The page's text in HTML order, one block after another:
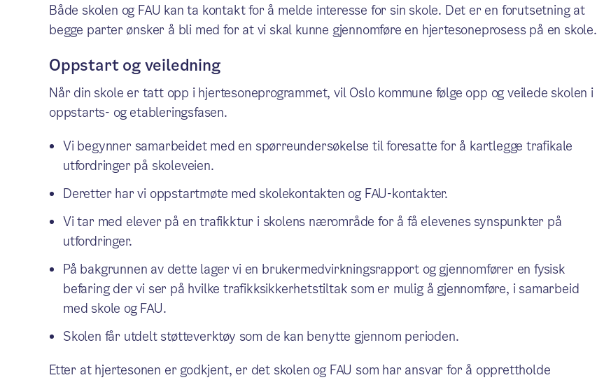
Både skolen og FAU kan ta kontakt for å melde interesse for sin skole. Det er en forutsetning at
begge parter ønsker å bli med for at vi skal kunne gjennomføre en hjertesoneprosess på en skole.
Oppstart og veiledning
Når din skole er tatt opp i hjertesoneprogrammet, vil Oslo kommune følge opp og veilede skolen i
oppstarts- og etableringsfasen.
Vi begynner samarbeidet med en spørreundersøkelse til foresatte for å kartlegge trafikale
utfordringer på skoleveien.
Deretter har vi oppstartmøte med skolekontakten og FAU-kontakter.
Vi tar med elever på en trafikktur i skolens nærområde for å få elevenes synspunkter på
utfordringer.
På bakgrunnen av dette lager vi en brukermedvirkningsrapport og gjennomfører en fysisk
befaring der vi ser på hvilke trafikksikkerhetstiltak som er mulig å gjennomføre, i samarbeid
med skole og FAU.
Skolen får utdelt støtteverktøy som de kan benytte gjennom perioden.
Etter at hjertesonen er godkjent, er det skolen og FAU som har ansvar for å opprettholde